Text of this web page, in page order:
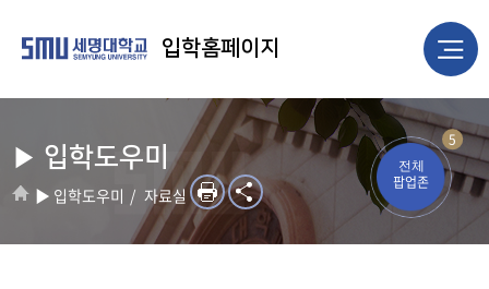
5
전체
팝업존
입학홈페이지
▶ 입학도우미
▶ 입학도우미 자료실